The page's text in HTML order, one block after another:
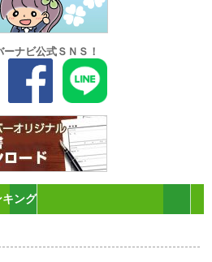
ーナビ公式ＳＮＳ！
ング